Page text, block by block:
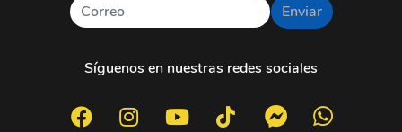
Enviar
Síguenos en nuestras redes sociales